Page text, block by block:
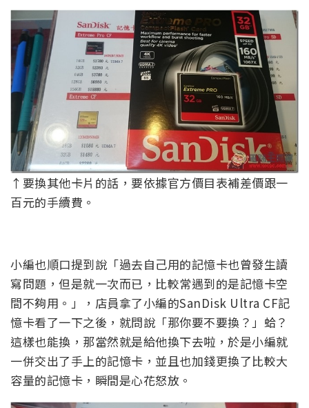
↑要換其他卡片的話，要依據官方價目表補差價跟一
百元的手續費。
小編也順口提到說「過去自己用的記憶卡也曾發生讀
寫問題，但是就一次而已，比較常遇到的是記憶卡空
間不夠用。」，店員拿了小編的SanDisk Ultra CF記
憶卡看了一下之後，就問說「那你要不要換？」蛤？
這樣也能換，那當然就是給他換下去啦，於是小編就
一併交出了手上的記憶卡，並且也加錢更換了比較大
容量的記憶卡，瞬間是心花怒放。